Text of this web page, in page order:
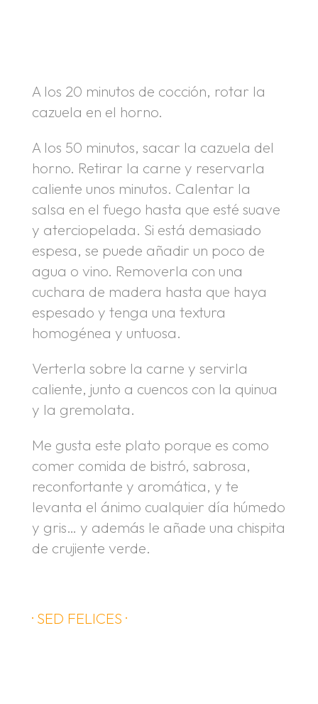
A los 20 minutos de cocción, rotar la
cazuela en el horno.
A los 50 minutos, sacar la cazuela del
horno. Retirar la carne y reservarla
caliente unos minutos. Calentar la
salsa en el fuego hasta que esté suave
y aterciopelada. Si está demasiado
espesa, se puede añadir un poco de
agua o vino. Removerla con una
cuchara de madera hasta que haya
espesado y tenga una textura
homogénea y untuosa.
Verterla sobre la carne y servirla
caliente, junto a cuencos con la quinua
y la gremolata.
Me gusta este plato porque es como
comer comida de bistró, sabrosa,
reconfortante y aromática, y te
levanta el ánimo cualquier día húmedo
y gris… y además le añade una chispita
de crujiente verde.
· SED FELICES ·